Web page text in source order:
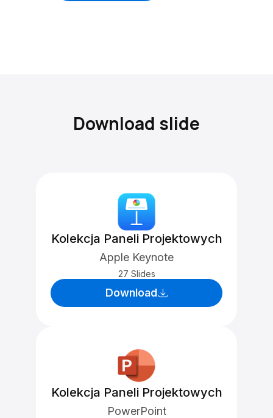
Download slide
Kolekcja Paneli Projektowych
Apple Keynote
27 Slides
Download
Kolekcja Paneli Projektowych
PowerPoint